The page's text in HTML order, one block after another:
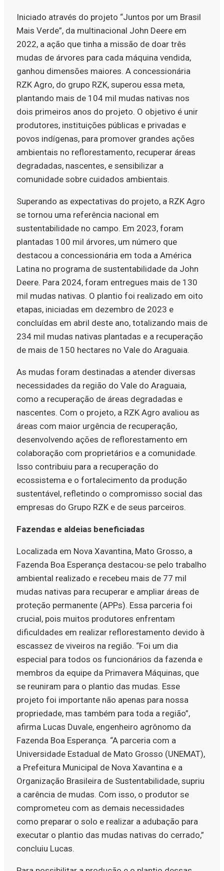
Iniciado através do projeto “Juntos por um Brasil
Mais Verde”, da multinacional John Deere em
2022, a ação que tinha a missão de doar três
mudas de árvores para cada máquina vendida,
ganhou dimensões maiores. A concessionária
RZK Agro, do grupo RZK, superou essa meta,
plantando mais de 104 mil mudas nativas nos
dois primeiros anos do projeto. O objetivo é unir
produtores, instituições públicas e privadas e
povos indígenas, para promover grandes ações
ambientais no reflorestamento, recuperar áreas
degradadas, nascentes, e sensibilizar a
comunidade sobre cuidados ambientais.
Superando as expectativas do projeto, a RZK Agro
se tornou uma referência nacional em
sustentabilidade no campo. Em 2023, foram
plantadas 100 mil árvores, um número que
destacou a concessionária em toda a América
Latina no programa de sustentabilidade da John
Deere. Para 2024, foram entregues mais de 130
mil mudas nativas. O plantio foi realizado em oito
etapas, iniciadas em dezembro de 2023 e
concluídas em abril deste ano, totalizando mais de
234 mil mudas nativas plantadas e a recuperação
de mais de 150 hectares no Vale do Araguaia.
As mudas foram destinadas a atender diversas
necessidades da região do Vale do Araguaia,
como a recuperação de áreas degradadas e
nascentes. Com o projeto, a RZK Agro avaliou as
áreas com maior urgência de recuperação,
desenvolvendo ações de reflorestamento em
colaboração com proprietários e a comunidade.
Isso contribuiu para a recuperação do
ecossistema e o fortalecimento da produção
sustentável, refletindo o compromisso social das
empresas do Grupo RZK e de seus parceiros.
Fazendas e aldeias beneficiadas
Localizada em Nova Xavantina, Mato Grosso, a
Fazenda Boa Esperança destacou-se pelo trabalho
ambiental realizado e recebeu mais de 77 mil
mudas nativas para recuperar e ampliar áreas de
proteção permanente (APPs). Essa parceria foi
crucial, pois muitos produtores enfrentam
dificuldades em realizar reflorestamento devido à
escassez de viveiros na região. “Foi um dia
especial para todos os funcionários da fazenda e
membros da equipe da Primavera Máquinas, que
se reuniram para o plantio das mudas. Esse
projeto foi importante não apenas para nossa
propriedade, mas também para toda a região”,
afirma Lucas Duvale, engenheiro agrônomo da
Fazenda Boa Esperança. “A parceria com a
Universidade Estadual de Mato Grosso (UNEMAT),
a Prefeitura Municipal de Nova Xavantina e a
Organização Brasileira de Sustentabilidade, supriu
a carência de mudas. Com isso, o produtor se
comprometeu com as demais necessidades
como preparar o solo e realizar a adubação para
executar o plantio das mudas nativas do cerrado,”
concluiu Lucas.